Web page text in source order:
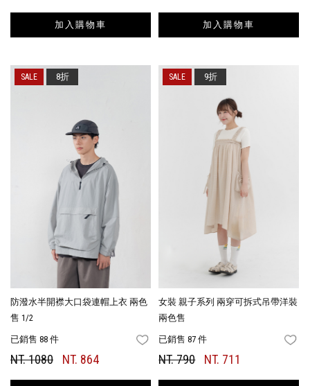
加入購物車 加入購物車
防潑水半開襟大口袋連帽上衣 兩色
售 1/2
已銷售 88 件 FAVORITES
NT. 1080 NT. 864
8折
女裝 親子系列 兩穿可拆式吊帶洋裝
兩色售
已銷售 87 件
NT. 790 NT. 711
9折